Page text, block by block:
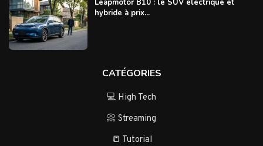
Leapmotor B10 : le SUV électrique et
hybride à prix...
CATÉGORIES
💻 High Tech
📀 Streaming
📒 Tutorial